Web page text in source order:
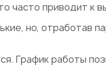
часто приводит к
но, отработав
График работы